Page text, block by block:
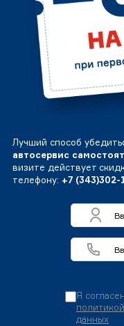
Лучший способ
автосервис
визите действует
телефону: +7 (343)302-
Я
данных